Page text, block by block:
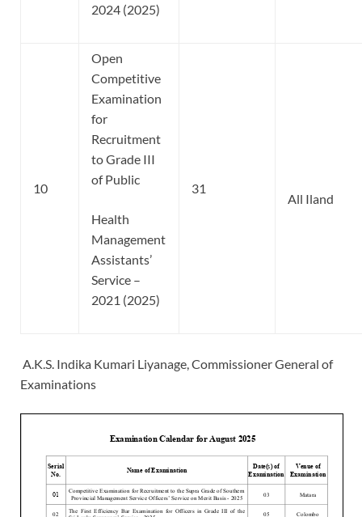
2024 (2025)
10
Open
Competitive
Examination
for
Recruitment
to Grade III
of Public
Health
Management
Assistants’
Service –
2021 (2025)
31
All Iland
A.K.S. Indika Kumari Liyanage, Commissioner General of
Examinations